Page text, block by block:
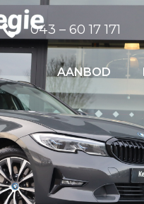
043 – 60 17 171
AANBOD